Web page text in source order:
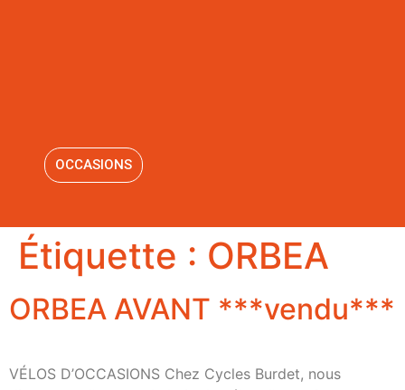
OCCASIONS
Étiquette : ORBEA
ORBEA AVANT ***vendu***
VÉLOS D’OCCASIONS Chez Cycles Burdet, nous